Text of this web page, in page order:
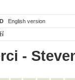
English version
-